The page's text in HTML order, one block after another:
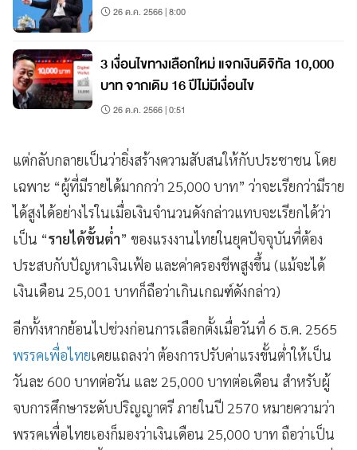
26 ต.ค. 2566 | 8:00
3 เงื่อนไขทางเลือกใหม่ แจกเงินดิจิทัล 10,000
บาท จากเดิม 16 ปีไม่มีเงื่อนไข
26 ต.ค. 2566 | 0:51
แต่กลับกลายเป็นว่ายิ่งสร้างความสับสนให้กับประชาชน โดย
เฉพาะ “ผู้ที่มีรายได้มากกว่า 25,000 บาท” ว่าจะเรียกว่ามีราย
ได้สูงได้อย่างไรในเมื่อเงินจำนวนดังกล่าวแทบจะเรียกได้ว่า
เป็น “รายได้ขั้นต่ำ” ของแรงงานไทยในยุคปัจจุบันที่ต้อง
ประสบกับปัญหาเงินเฟ้อ และค่าครองชีพสูงขึ้น (แม้จะได้
เงินเดือน 25,001 บาทก็ถือว่าเกินเกณฑ์ดังกล่าว)
อีกทั้งหากย้อนไปช่วงก่อนการเลือกตั้งเมื่อวันที่ 6 ธ.ค. 2565
พรรคเพื่อไทยเคยแถลงว่า ต้องการปรับค่าแรงขั้นต่ำให้เป็น
วันละ 600 บาทต่อวัน และ 25,000 บาทต่อเดือน สำหรับผู้
จบการศึกษาระดับปริญญาตรี ภายในปี 2570 หมายความว่า
พรรคเพื่อไทยเองก็มองว่าเงินเดือน 25,000 บาท ถือว่าเป็น